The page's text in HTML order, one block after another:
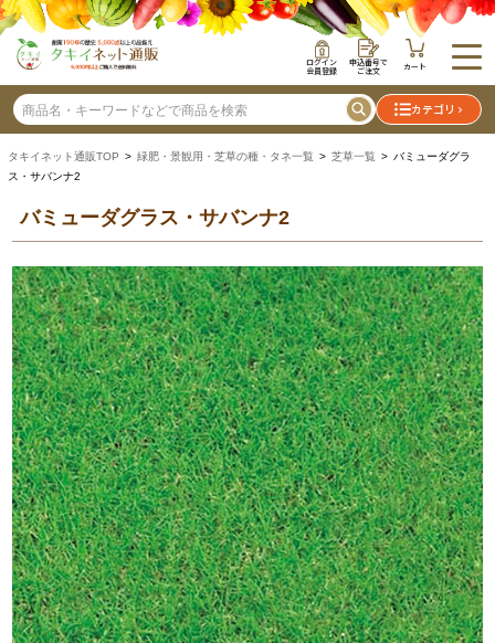
ログイン
会員登録
申込番号で
ご注文 カート
カテゴリ
タキイネット通販TOP > 緑肥・景観用・芝草の種・タネ一覧 > 芝草一覧 > バミューダグラ
ス・サバンナ2
バミューダグラス・サバンナ2